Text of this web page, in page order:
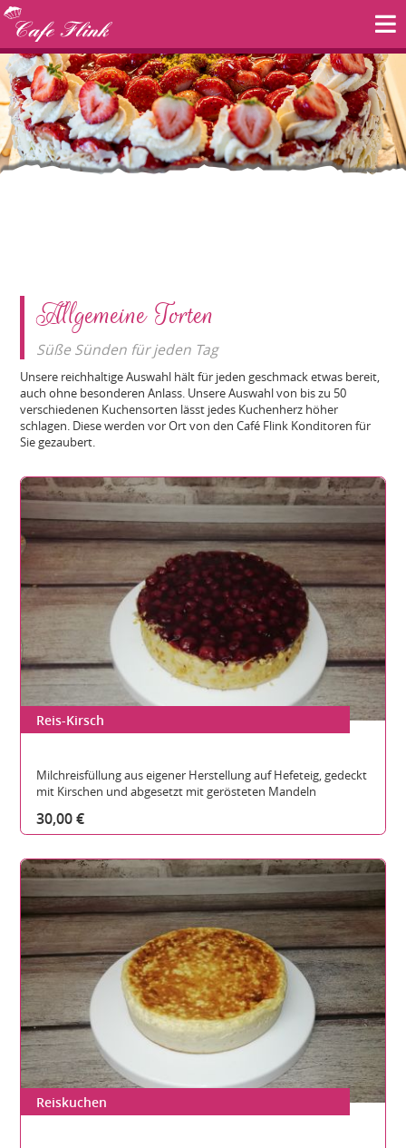
Allgemeine Torten
Süße Sünden für jeden Tag
Unsere reichhaltige Auswahl hält für jeden geschmack etwas bereit,
auch ohne besonderen Anlass. Unsere Auswahl von bis zu 50
verschiedenen Kuchensorten lässt jedes Kuchenherz höher
schlagen. Diese werden vor Ort von den Café Flink Konditoren für
Sie gezaubert.
Gesamthöhe:
Durchmesser:
Reis-Kirsch
Milchreisfüllung aus eigener Herstellung auf Hefeteig, gedeckt
mit Kirschen und abgesetzt mit gerösteten Mandeln
30,00 €
Gesamthöhe:
Durchmesser:
Reiskuchen